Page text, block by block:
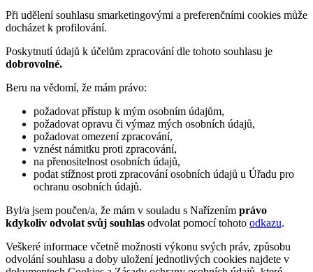
Při udělení souhlasu smarketingovými a preferenčními cookies může
docházet k profilování.
Poskytnutí údajů k účelům zpracování dle tohoto souhlasu je
dobrovolné.
Beru na vědomí, že mám právo:
požadovat přístup k mým osobním údajům,
požadovat opravu či výmaz mých osobních údajů,
požadovat omezení zpracování,
vznést námitku proti zpracování,
na přenositelnost osobních údajů,
podat stížnost proti zpracování osobních údajů u Úřadu pro
ochranu osobních údajů.
Byl/a jsem poučen/a, že mám v souladu s Nařízením právo
kdykoliv odvolat svůj souhlas odvolat pomocí tohoto odkazu.
Veškeré informace včetně možnosti výkonu svých práv, způsobu
odvolání souhlasu a doby uložení jednotlivých cookies najdete v